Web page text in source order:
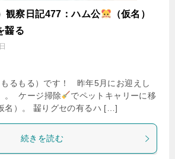
観察日記477：ハム公
（仮名）
齧る
るもる）です！ 昨年5月にお迎えし
。 ケージ掃除
でペットキャリーに移
名）。 齧りグセの有るハ […]
続きを読む